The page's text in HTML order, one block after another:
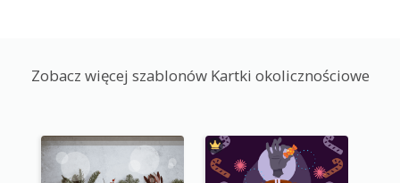
Zobacz więcej szablonów Kartki okolicznościowe